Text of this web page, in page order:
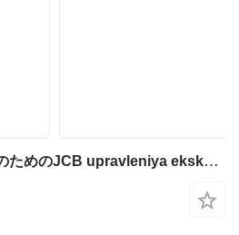
JCB 220 油圧ショベルのためのJCB upravleniya ekskavatora 332/k4244 モニター